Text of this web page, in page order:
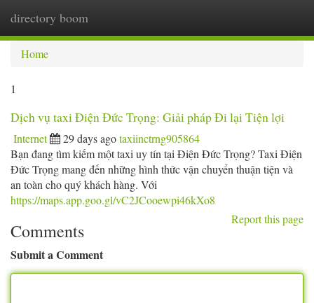
directory boom
Home
1
Dịch vụ taxi Điện Đức Trọng: Giải pháp Đi lại Tiện lợi
Internet 29 days agotaxiinctrng905864
Bạn đang tìm kiếm một taxi uy tín tại Điện Đức Trọng? Taxi Điện
Đức Trọng mang đến những hình thức vận chuyển thuận tiện và
an toàn cho quý khách hàng. Với
https://maps.app.goo.gl/vC2JCooewpi46kXo8
Report this page
Comments
Submit a Comment